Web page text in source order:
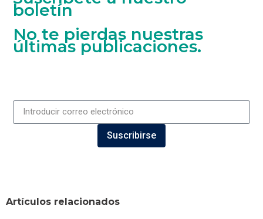
boletín
No te pierdas nuestras
últimas publicaciones.
Suscribirse
Artículos relacionados